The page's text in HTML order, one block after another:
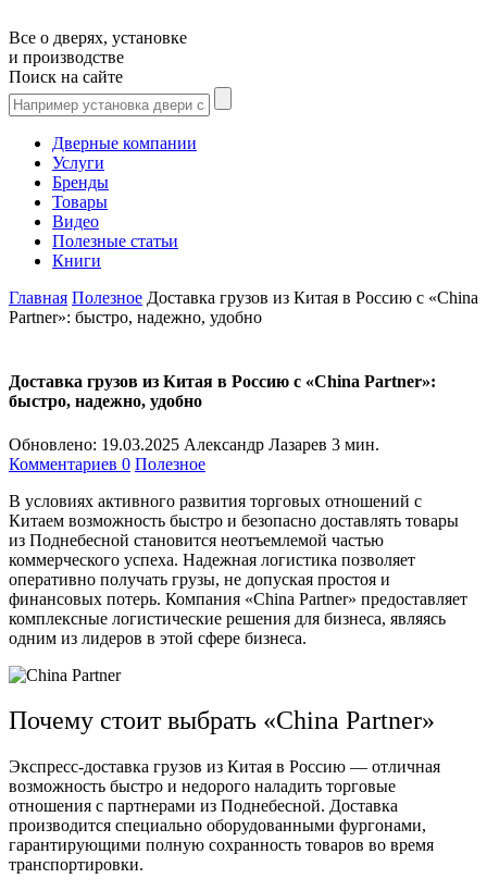
Все о дверях, установке
и производстве
Поиск на сайте
Дверные компании
Услуги
Бренды
Товары
Видео
Полезные статьи
Книги
Главная Полезное Доставка грузов из Китая в Россию с «China
Partner»: быстро, надежно, удобно
Доставка грузов из Китая в Россию с «China Partner»:
быстро, надежно, удобно
Обновлено: 19.03.2025 Александр Лазарев 3 мин.
Комментариев 0 Полезное
В условиях активного развития торговых отношений с
Китаем возможность быстро и безопасно доставлять товары
из Поднебесной становится неотъемлемой частью
коммерческого успеха. Надежная логистика позволяет
оперативно получать грузы, не допуская простоя и
финансовых потерь. Компания «China Partner» предоставляет
комплексные логистические решения для бизнеса, являясь
одним из лидеров в этой сфере бизнеса.
Почему стоит выбрать «China Partner»
Экспресс-доставка грузов из Китая в Россию — отличная
возможность быстро и недорого наладить торговые
отношения с партнерами из Поднебесной. Доставка
производится специально оборудованными фургонами,
гарантирующими полную сохранность товаров во время
транспортировки.